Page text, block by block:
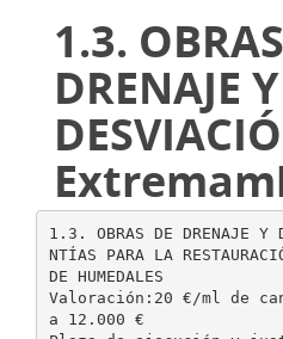
1.3.
DRENAJE Y
1.3. OBRAS DE DRENAJE Y
NTÍAS PARA LA
DE HUMEDALES
Valoración:20 €/ml de
a 12.000 €